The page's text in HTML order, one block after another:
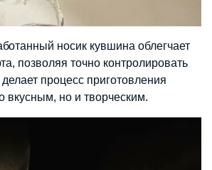
носик кувшина облегчает
позволяя точно контролировать
процесс приготовления
вкусным, но и творческим.​